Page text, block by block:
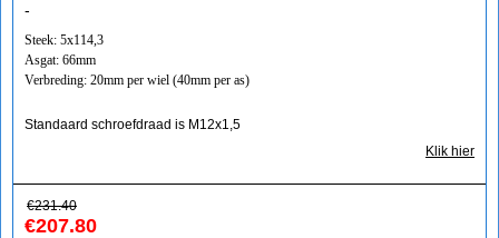
-
Steek: 5x114,3
Asgat: 66mm
Verbreding: 20mm per wiel (40mm per as)
Standaard schroefdraad is M12x1,5
Klik hier
€231.40
€207.80